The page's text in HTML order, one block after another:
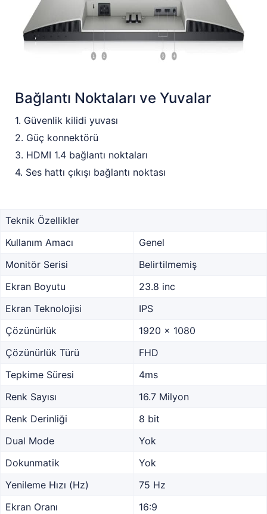
Bağlantı Noktaları ve Yuvalar
1. Güvenlik kilidi yuvası
2. Güç konnektörü
3. HDMI 1.4 bağlantı noktaları
4. Ses hattı çıkışı bağlantı noktası
Teknik Özellikler
Kullanım Amacı
Genel
Monitör Serisi
Belirtilmemiş
Ekran Boyutu
23.8 inc
Ekran Teknolojisi
IPS
Çözünürlük
1920 x 1080
Çözünürlük Türü
FHD
Tepkime Süresi
4ms
Renk Sayısı
16.7 Milyon
Renk Derinliği
8 bit
Dual Mode
Yok
Dokunmatik
Yok
Yenileme Hızı (Hz)
75 Hz
Ekran Oranı
16:9